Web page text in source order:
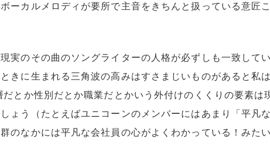
ーカルメロディが要所で主音をきちんと扱っている意匠
実のその曲のソングライターの人格が必ずしも一致して
きに生まれる三角波の高みはすさまじいものがあると私
とか性別だとか職業だとかいう外付けのくくりの要素は
ょう（たとえばユニコーンのメンバーにはあまり「平凡
のなかには平凡な会社員の心がよくわかっている！みた